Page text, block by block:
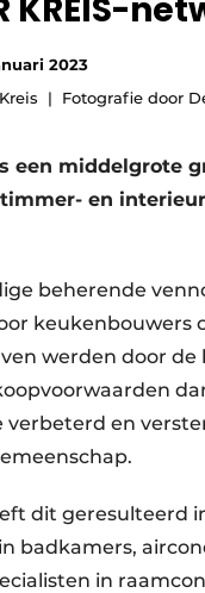
aanmelden
KREIS-
2023
Fotografie door
is een middelgrote
en
beherende
keuken­bouwers
werden door
en
dit geresulteerd
badkamers,
in